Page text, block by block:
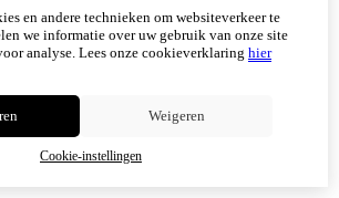
A2 hout van schroefwebshop zijn ontwikkeld
montage van hout-op-hout
Dankzij meer dan 40 jaar
leveren wij uitsluitend
efficiënt werken en een lange levensduur
schroef een speciale boorpunt die zorgt
en andere technieken om websiteverkeer te
we informatie over uw gebruik van onze site
analyse. Lees onze cookieverklaring hier
Weigeren
Cookie-instellingen